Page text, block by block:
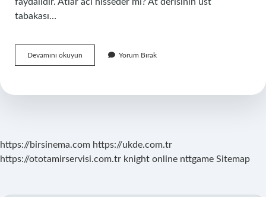
tabakası…
Devamını okuyun
Neden
Yorum Bırak
https://birsinema.com https://ukde.com.tr
https://ototamirservisi.com.tr knight online nttgame Sitemap